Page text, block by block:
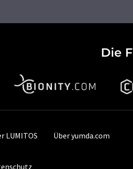
Die
LUMITOS Über yumda.com